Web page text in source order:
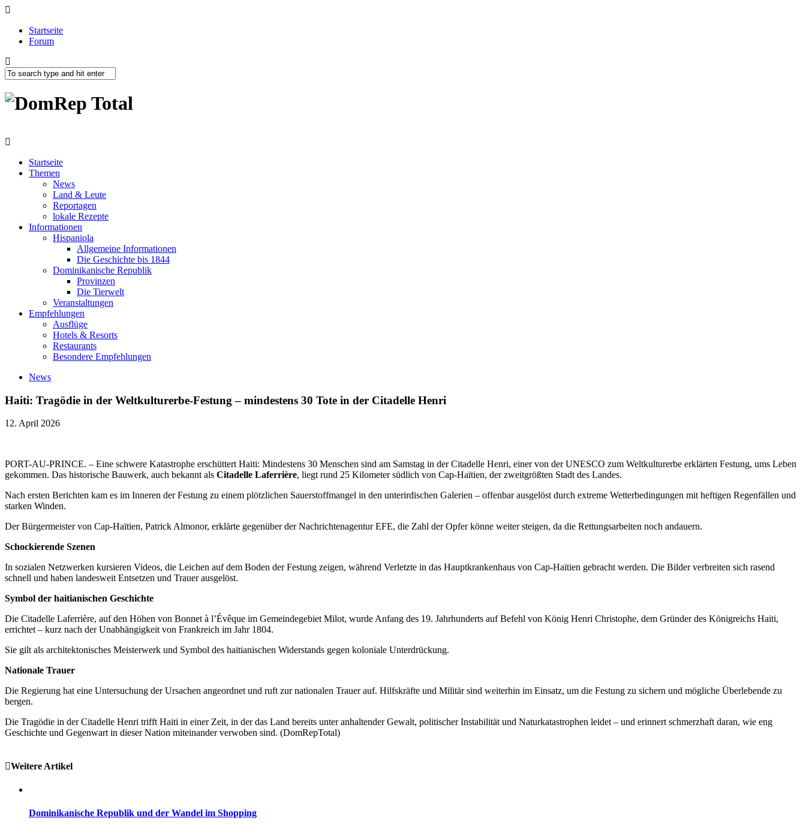
Startseite
Forum
Startseite
Themen
News
Land & Leute
Reportagen
lokale Rezepte
Informationen
Hispaniola
Allgemeine Informationen
Die Geschichte bis 1844
Dominikanische Republik
Provinzen
Die Tierwelt
Veranstaltungen
Empfehlungen
Ausflüge
Hotels & Resorts
Restaurants
Besondere Empfehlungen
News
Haiti: Tragödie in der Weltkulturerbe-Festung – mindestens 30 Tote in der Citadelle Henri
12. April 2026
PORT-AU-PRINCE. – Eine schwere Katastrophe erschüttert Haiti: Mindestens 30 Menschen sind am Samstag in der Citadelle Henri, einer von der UNESCO zum Weltkulturerbe erklärten Festung, ums Leben
gekommen. Das historische Bauwerk, auch bekannt als Citadelle Laferrière, liegt rund 25 Kilometer südlich von Cap-Haïtien, der zweitgrößten Stadt des Landes.
Nach ersten Berichten kam es im Inneren der Festung zu einem plötzlichen Sauerstoffmangel in den unterirdischen Galerien – offenbar ausgelöst durch extreme Wetterbedingungen mit heftigen Regenfällen und
starken Winden.
Der Bürgermeister von Cap-Haïtien, Patrick Almonor, erklärte gegenüber der Nachrichtenagentur EFE, die Zahl der Opfer könne weiter steigen, da die Rettungsarbeiten noch andauern.
Schockierende Szenen
In sozialen Netzwerken kursieren Videos, die Leichen auf dem Boden der Festung zeigen, während Verletzte in das Hauptkrankenhaus von Cap-Haïtien gebracht werden. Die Bilder verbreiten sich rasend
schnell und haben landesweit Entsetzen und Trauer ausgelöst.
Symbol der haitianischen Geschichte
Die Citadelle Laferrière, auf den Höhen von Bonnet à l’Évêque im Gemeindegebiet Milot, wurde Anfang des 19. Jahrhunderts auf Befehl von König Henri Christophe, dem Gründer des Königreichs Haiti,
errichtet – kurz nach der Unabhängigkeit von Frankreich im Jahr 1804.
Sie gilt als architektonisches Meisterwerk und Symbol des haitianischen Widerstands gegen koloniale Unterdrückung.
Nationale Trauer
Die Regierung hat eine Untersuchung der Ursachen angeordnet und ruft zur nationalen Trauer auf. Hilfskräfte und Militär sind weiterhin im Einsatz, um die Festung zu sichern und mögliche Überlebende zu
bergen.
Die Tragödie in der Citadelle Henri trifft Haiti in einer Zeit, in der das Land bereits unter anhaltender Gewalt, politischer Instabilität und Naturkatastrophen leidet – und erinnert schmerzhaft daran, wie eng
Geschichte und Gegenwart in dieser Nation miteinander verwoben sind. (DomRepTotal)
Weitere Artikel
Dominikanische Republik und der Wandel im Shopping